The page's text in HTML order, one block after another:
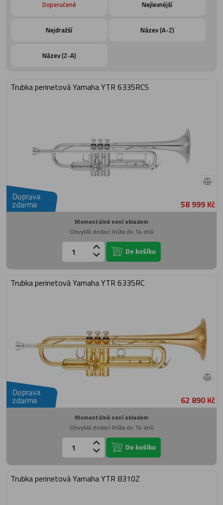
pouzdro TRC-6810, nátrubek TR 14A4a a
sada na čištění a údržbu nástroje.
Doporučené Nejlevnější
Nejdražší Název (A-Z)
Název (Z-A)
Trubka perinetová Yamaha YTR 6335RCS
Doprava
zdarma 58 999 Kč
Momentálně není skladem
Obvyklá dodací lhůta do 14 dnů
Do košíku
Trubka perinetová Yamaha YTR 6335RC
Doprava
zdarma 62 890 Kč
Momentálně není skladem
Obvyklá dodací lhůta do 14 dnů
Do košíku
Trubka perinetová Yamaha YTR 8310Z